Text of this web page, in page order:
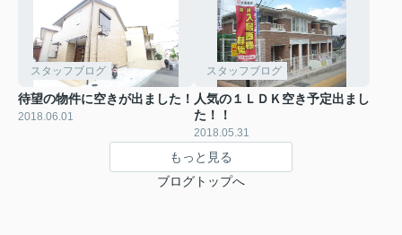
スタッフブログ
待望の物件に空きが出ました！
2018.06.01
スタッフブログ
人気の１ＬＤＫ空き予定出まし
た！！
2018.05.31
もっと見る
ブログトップへ